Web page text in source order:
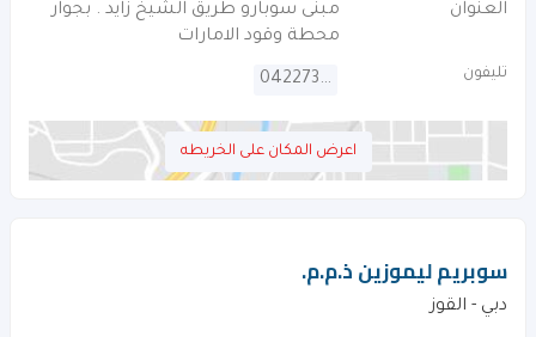
العنوان
مبنى سوبارو طريق الشيخ زايد . بجوار
محطة وقود الامارات
تليفون 042273576
اعرض المكان على الخريطه
سوبريم ليموزين ذ.م.م.
دبي - القوز